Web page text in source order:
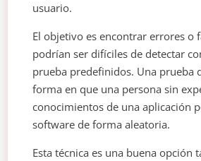
usuario.
El objetivo es encontrar errores o
podrían ser difíciles de detectar
prueba predefinidos. Una prueba
forma en que una persona sin
conocimientos de una aplicación
software de forma aleatoria.
Esta técnica es una buena opción